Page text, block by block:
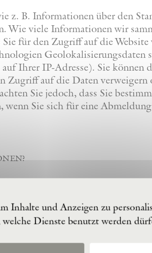
z. B. Informationen über den
Wie viele Informationen wir
für den Zugriff auf die Website
Geolokalisierungsdaten
Ihrer IP-Adresse). Sie können
Zugriff auf die Daten
Sie jedoch, dass Sie
Sie sich für eine
Zwecke, die auf legitimen
unserer gesetzlichen
persönlichen Daten für
werden. Wir verarbeiten Ihre
Inhalte und Anzeigen zu
welche Dienste benutzt werden